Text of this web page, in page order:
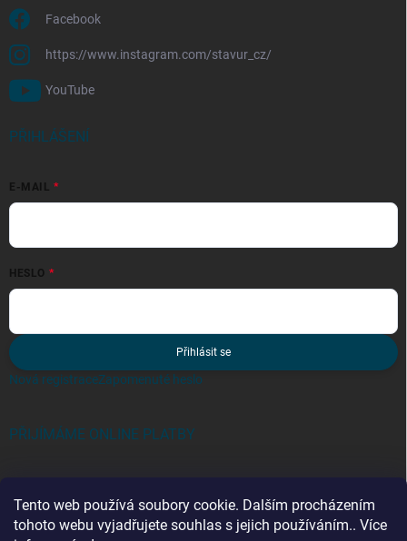
Tento web používá soubory cookie. Dalším procházením
tohoto webu vyjadřujete souhlas s jejich používáním.. Více
Facebook
https://www.instagram.com/stavur_cz/
YouTube
PŘIHLÁŠENÍ
E-MAIL
HESLO
Přihlásit se
Nová registraceZapomenuté heslo
PŘIJÍMÁME ONLINE PLATBY